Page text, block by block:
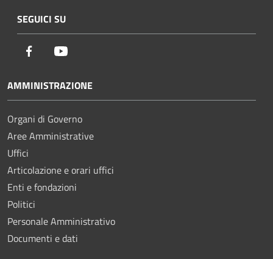
SEGUICI SU
Facebook
AMMINISTRAZIONE
Organi di Governo
Aree Amministrative
Uffici
Articolazione e orari uffici
Enti e fondazioni
Politici
Personale Amministrativo
Documenti e dati